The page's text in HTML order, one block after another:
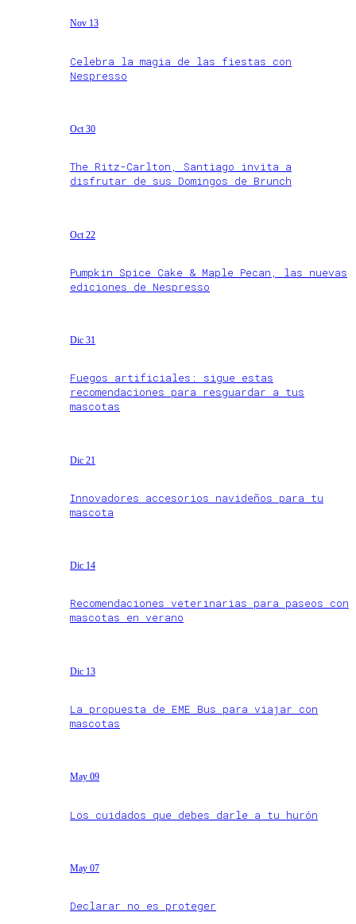
Nov 13
Celebra la magia de las fiestas con
Nespresso
Oct 30
The Ritz-Carlton, Santiago invita a
disfrutar de sus Domingos de Brunch
Oct 22
Pumpkin Spice Cake & Maple Pecan, las nuevas
ediciones de Nespresso
Dic 31
Fuegos artificiales: sigue estas
recomendaciones para resguardar a tus
mascotas
Dic 21
Innovadores accesorios navideños para tu
mascota
Dic 14
Recomendaciones veterinarias para paseos con
mascotas en verano
Dic 13
La propuesta de EME Bus para viajar con
mascotas
May 09
Los cuidados que debes darle a tu hurón
May 07
Declarar no es proteger